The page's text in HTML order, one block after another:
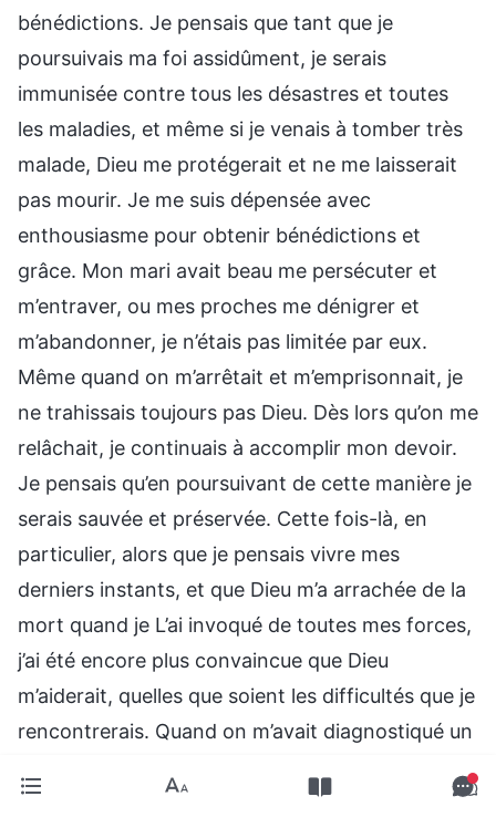
bénédictions. Je pensais que tant que je
poursuivais ma foi assidûment, je serais
immunisée contre tous les désastres et toutes
les maladies, et même si je venais à tomber très
malade, Dieu me protégerait et ne me laisserait
pas mourir. Je me suis dépensée avec
enthousiasme pour obtenir bénédictions et
grâce. Mon mari avait beau me persécuter et
m’entraver, ou mes proches me dénigrer et
m’abandonner, je n’étais pas limitée par eux.
Même quand on m’arrêtait et m’emprisonnait, je
ne trahissais toujours pas Dieu. Dès lors qu’on me
relâchait, je continuais à accomplir mon devoir.
Je pensais qu’en poursuivant de cette manière je
serais sauvée et préservée. Cette fois-là, en
particulier, alors que je pensais vivre mes
derniers instants, et que Dieu m’a arrachée de la
mort quand je L’ai invoqué de toutes mes forces,
j’ai été encore plus convaincue que Dieu
m’aiderait, quelles que soient les difficultés que je
rencontrerais. Quand on m’avait diagnostiqué un
traitement, j’avais considéré Dieu comme étant